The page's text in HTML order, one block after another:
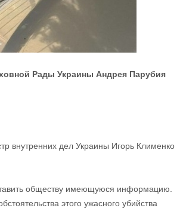
Рады Украины Андрея Парубия
внутренних дел Украины Игорь Клименко
обществу имеющуюся информацию.
этого ужасного убийства